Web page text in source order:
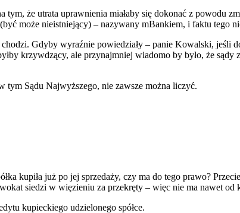
że utrata uprawnienia miałaby się dokonać z powodu
może nieistniejący) – nazywany mBankiem, i faktu tego
Gdyby wyraźnie powiedziały – panie Kowalski, jeśli
krzywdzący, ale przynajmniej wiadomo by było, że sądy
tym Sądu Najwyższego, nie zawsze można liczyć.
kupiła już po jej sprzedaży, czy ma do tego prawo?
siedzi w więzieniu za przekręty – więc nie ma nawet od
kupieckiego udzielonego spółce.